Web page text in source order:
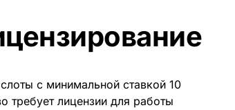
с минимальной ставкой 10
требует лицензии для работы